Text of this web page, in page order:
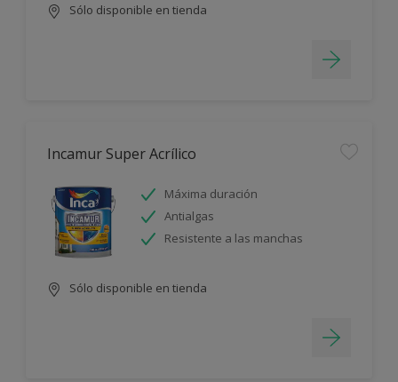
Sólo disponible en tienda
Incamur Super Acrílico
Máxima duración
Antialgas
Resistente a las manchas
Sólo disponible en tienda